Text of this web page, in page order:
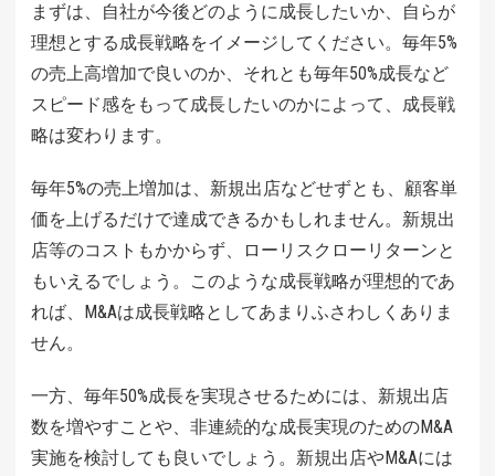
まずは、自社が今後どのように成長したいか、自らが
理想とする成長戦略をイメージしてください。毎年5%
の売上高増加で良いのか、それとも毎年50%成長など
スピード感をもって成長したいのかによって、成長戦
略は変わります。
毎年5%の売上増加は、新規出店などせずとも、顧客単
価を上げるだけで達成できるかもしれません。新規出
店等のコストもかからず、ローリスクローリターンと
もいえるでしょう。このような成長戦略が理想的であ
れば、M&Aは成長戦略としてあまりふさわしくありま
せん。
一方、毎年50%成長を実現させるためには、新規出店
数を増やすことや、非連続的な成長実現のためのM&A
実施を検討しても良いでしょう。新規出店やM&Aには